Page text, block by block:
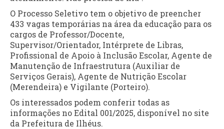
O Processo Seletivo tem o objetivo de preencher
433 vagas temporárias na área da educação para os
cargos de Professor/Docente,
Supervisor/Orientador, Intérprete de Libras,
Profissional de Apoio à Inclusão Escolar, Agente de
Manutenção de Infraestrutura (Auxiliar de
Serviços Gerais), Agente de Nutrição Escolar
(Merendeira) e Vigilante (Porteiro).
Os interessados podem conferir todas as
informações no Edital 001/2025, disponível no site
da Prefeitura de Ilhéus.